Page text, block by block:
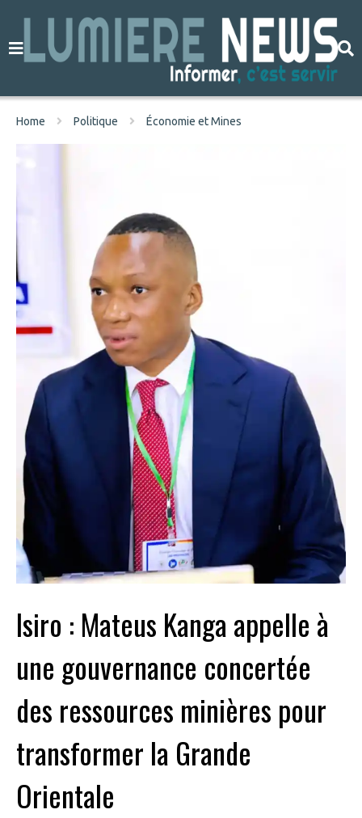
Home Politique Économie et Mines
Isiro : Mateus Kanga appelle à
une gouvernance concertée
des ressources minières pour
transformer la Grande
Orientale